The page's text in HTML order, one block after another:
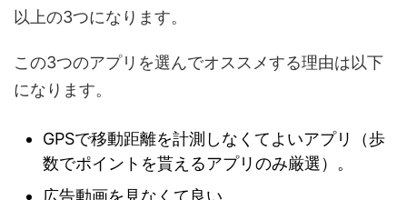
以上の3つになります。
この3つのアプリを選んでオススメする理由は以下
になります。
GPSで移動距離を計測しなくてよいアプリ（歩
数でポイントを貰えるアプリのみ厳選）。
広告動画を見なくて良い。